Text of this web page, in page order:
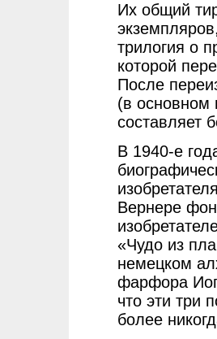
Их общий
трилогия о
которой
После
(в основном
составляет
В 1940-е
Вернере
«Чудо из
немецком
фарфора
что эти три
более